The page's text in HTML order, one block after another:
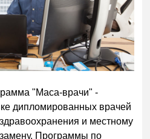
"Маса-врачи" -
дипломированных врачей
и местному
Программы по